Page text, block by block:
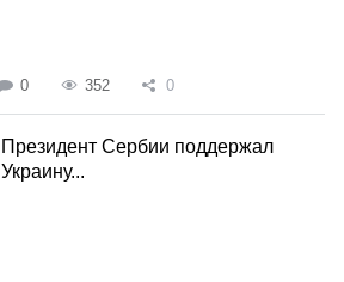
0 352 0
Президент Сербии поддержал
Украину...